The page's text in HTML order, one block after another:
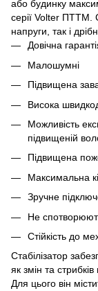
або будинку
серії Volter ПТТМ.
напруги, так і
Довічна
Малошумні
Підвищена
Висока
Можливість
підвищеній
Підвищена
Максимальна
Зручне
Не
Стійкість до
Стабілізатор
як змін та
Для цього він